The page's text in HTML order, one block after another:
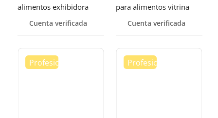
alimentos exhibidora
Cuenta verificada
para alimentos vitrina
Cuenta verificada